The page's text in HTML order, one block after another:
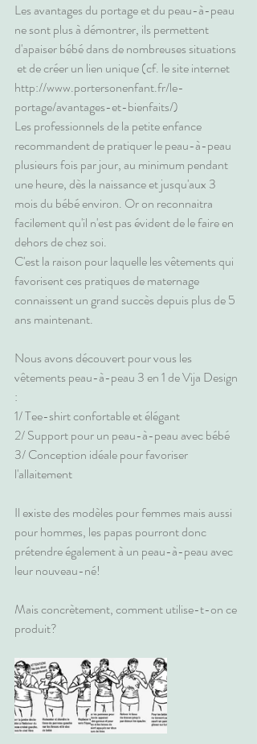
Les avantages du portage et du peau-à-peau
ne sont plus à démontrer, ils permettent
d'apaiser bébé dans de nombreuses situations
et de créer un lien unique (cf. le site internet
http://www.portersonenfant.fr/le-
portage/avantages-et-bienfaits/)
Les professionnels de la petite enfance
recommandent de pratiquer le peau-à-peau
plusieurs fois par jour, au minimum pendant
une heure, dès la naissance et jusqu'aux 3
mois du bébé environ. Or on reconnaitra
facilement qu'il n'est pas évident de le faire en
dehors de chez soi.
C'est la raison pour laquelle les vêtements qui
favorisent ces pratiques de maternage
connaissent un grand succès depuis plus de 5
ans maintenant.
Nous avons découvert pour vous les
vêtements peau-à-peau 3 en 1 de Vija Design
:
1/ Tee-shirt confortable et élégant
2/ Support pour un peau-à-peau avec bébé
3/ Conception idéale pour favoriser
l'allaitement
Il existe des modèles pour femmes mais aussi
pour hommes, les papas pourront donc
prétendre également à un peau-à-peau avec
leur nouveau-né!
Mais concrètement, comment utilise-t-on ce
produit?